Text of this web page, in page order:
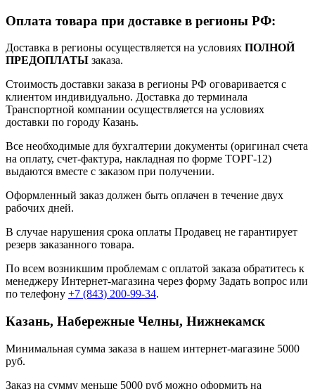
Оплата товара при доставке в регионы РФ:
Доставка в регионы осуществляется на условиях ПОЛНОЙ
ПРЕДОПЛАТЫ заказа.
Стоимость доставки заказа в регионы РФ оговаривается с
клиентом индивидуально. Доставка до терминала
Транспортной компании осуществляется на условиях
доставки по городу Казань.
Все необходимые для бухгалтерии документы (оригинал счета
на оплату, счет-фактура, накладная по форме ТОРГ-12)
выдаются вместе с заказом при получении.
Оформленный заказ должен быть оплачен в течение двух
рабочих дней.
В случае нарушения срока оплаты Продавец не гарантирует
резерв заказанного товара.
По всем возникшим проблемам с оплатой заказа обратитесь к
менеджеру Интернет-магазина через форму Задать вопрос или
по телефону +7 (843) 200-99-34.
Казань, Набережные Челны, Нижнекамск
Минимальная сумма заказа в нашем интернет-магазине 5000
руб.
Заказ на сумму меньше 5000 руб можно оформить на